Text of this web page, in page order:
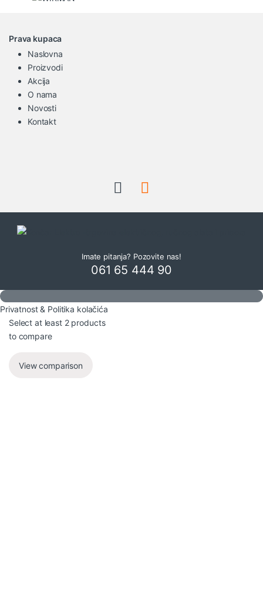
Prava kupaca
Naslovna
Proizvodi
Akcija
O nama
Novosti
Kontakt
Imate pitanja? Pozovite nas!
061 65 444 90
Privatnost & Politika kolačića
Select at least 2 products
to compare
View comparison